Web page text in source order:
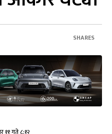
SHARES
११ गते ८:१२